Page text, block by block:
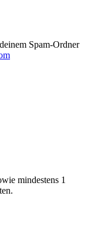
Spam-Ordner
mindestens 1